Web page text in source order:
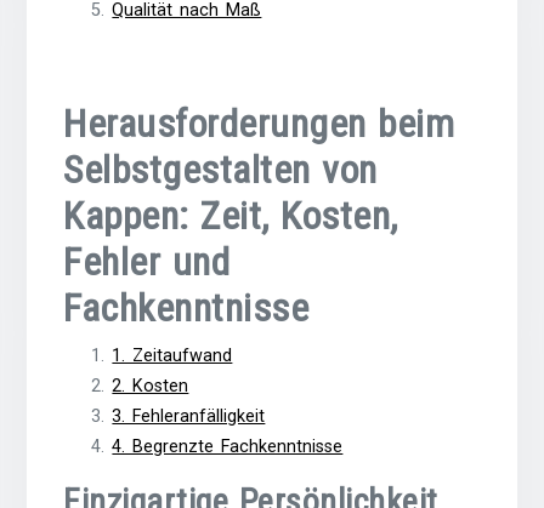
Qualität nach Maß
Herausforderungen beim
Selbstgestalten von
Kappen: Zeit, Kosten,
Fehler und
Fachkenntnisse
1. Zeitaufwand
2. Kosten
3. Fehleranfälligkeit
4. Begrenzte Fachkenntnisse